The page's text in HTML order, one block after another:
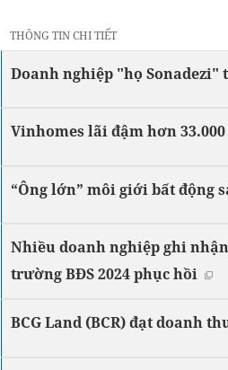
THÔNG TIN CHI TIẾT
Doanh nghiệp "họ
Vinhomes lãi đậm hơn
“Ông lớn” môi giới bất động
Nhiều doanh nghiệp ghi
trường BĐS 2024 phục hồi
BCG Land (BCR) đạt doanh